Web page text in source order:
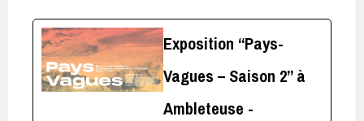
Exposition “Pays-
Vagues – Saison 2” à
Ambleteuse -